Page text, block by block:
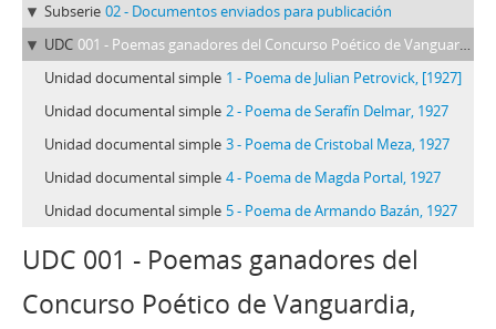
Subserie 02 - Documentos enviados para publicación
UDC 001 - Poemas ganadores del Concurso Poético de Vanguardia, 1927
Unidad documental simple 1 - Poema de Julian Petrovick, [1927]
Unidad documental simple 2 - Poema de Serafín Delmar, 1927
Unidad documental simple 3 - Poema de Cristobal Meza, 1927
Unidad documental simple 4 - Poema de Magda Portal, 1927
Unidad documental simple 5 - Poema de Armando Bazán, 1927
UDC 001 - Poemas ganadores del
Concurso Poético de Vanguardia,